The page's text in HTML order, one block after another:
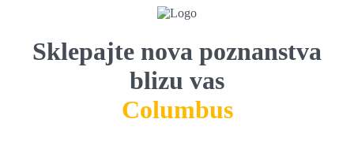
Sklepajte nova poznanstva
blizu vas
Columbus